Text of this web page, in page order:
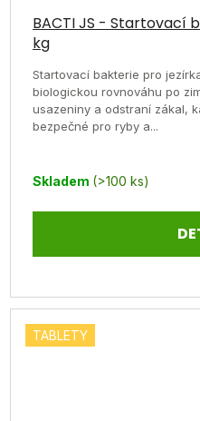
BACTI JS - Startovací
kg
hodnocení
produktu
je
5,0
z
Skladem (>100 ks)
Startovací bakterie pro
biologickou rovnováhu po
usazeniny a odstraní zákal,
bezpečné pro ryby a...
TABLETY